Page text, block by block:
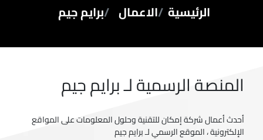
الرئيسية الاعمال برايم جيم
المنصة الرسمية لـ برايم جيم
أحدث أعمال شركة إمكان للتقنية وحلول المعلومات على المواقع
الإلكترونية ، الموقع الرسمي لـ برايم جيم